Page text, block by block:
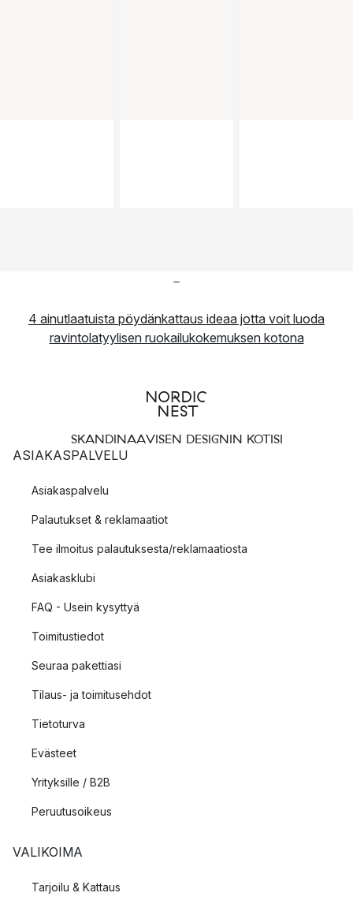
-
4 ainutlaatuista pöydänkattaus ideaa jotta voit luoda
ravintolatyylisen ruokailukokemuksen kotona
SKANDINAAVISEN DESIGNIN KOTISI
ASIAKASPALVELU
Asiakaspalvelu
Palautukset & reklamaatiot
Tee ilmoitus palautuksesta/reklamaatiosta
Asiakasklubi
FAQ - Usein kysyttyä
Toimitustiedot
Seuraa pakettiasi
Tilaus- ja toimitusehdot
Tietoturva
Evästeet
Yrityksille / B2B
Peruutusoikeus
VALIKOIMA
Tarjoilu & Kattaus